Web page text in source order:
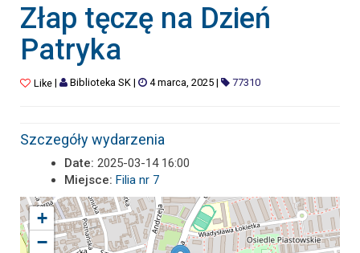
Złap tęczę na Dzień
Patryka
Like| Biblioteka SK| 4 marca, 2025| 77310
Szczegóły wydarzenia
Date: 2025-03-14 16:00
Miejsce: Filia nr 7
+
−